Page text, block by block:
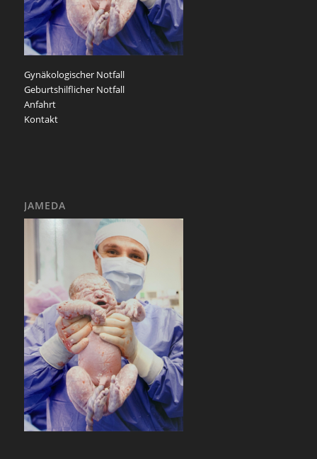
Gynäkologischer Notfall
Geburtshilflicher Notfall
Anfahrt
Kontakt
JAMEDA